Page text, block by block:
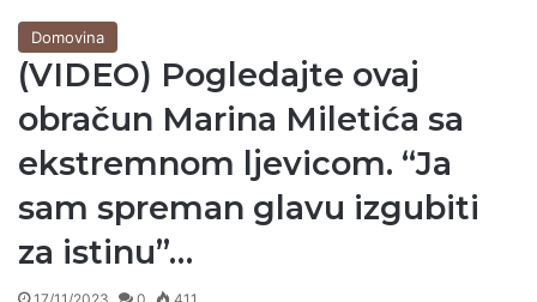
Domovina
(VIDEO) Pogledajte ovaj
obračun Marina Miletića sa
ekstremnom ljevicom. “Ja
sam spreman glavu izgubiti
za istinu”…